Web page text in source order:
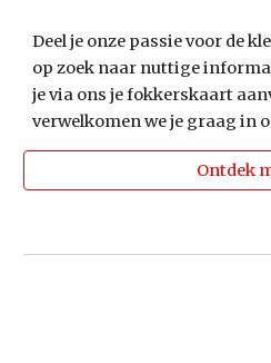
Deel je onze passie voor de
op zoek naar nuttige
je via ons je fokkerskaart
verwelkomen we je graag in
Ontdek